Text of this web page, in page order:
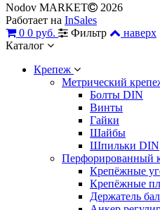
Nodov MARKET
2026
Работает на InSales
0 0 руб. Фильтр
наверх
Каталог
Крепеж
Метрический
Болты DIN
Винты
Гайки
Шайбы
Шпильки DIN
Перфорированный
Крепёжные
Крепёжные
Держатель